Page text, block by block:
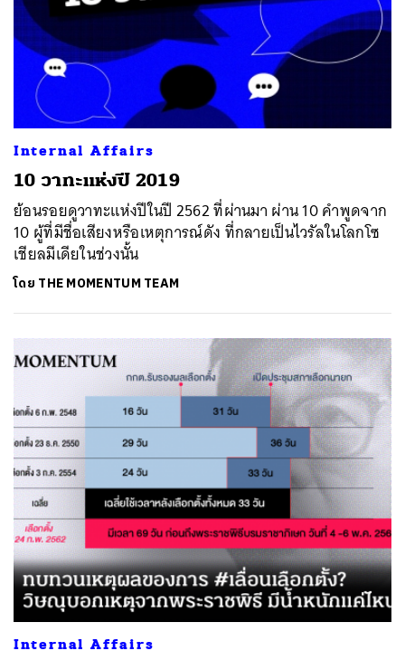
Internal Affairs
10 วาทะแห่งปี 2019
ย้อนรอยดูวาทะแห่งปีในปี 2562 ที่ผ่านมา ผ่าน 10 คำพูดจาก
10 ผู้ที่มีชื่อเสียงหรือเหตุการณ์ดัง ที่กลายเป็นไวรัลในโลกโซ
เชียลมีเดียในช่วงนั้น
โดย THE MOMENTUM TEAM
Internal Affairs
ค้นหา
SHARE TWEET LINE EMAIL